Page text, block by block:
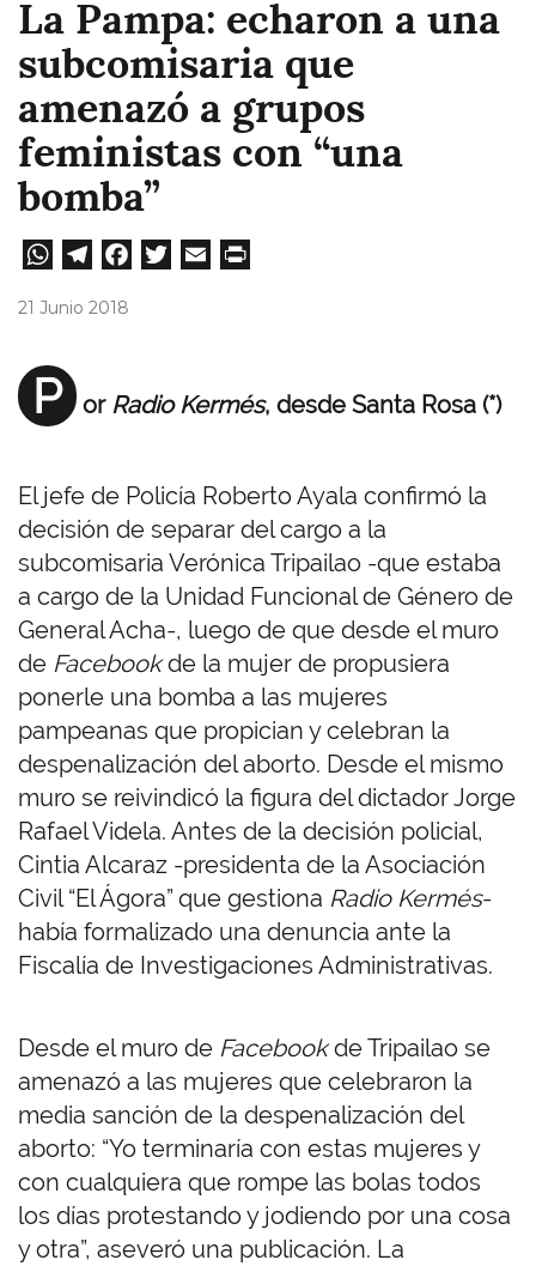
La Pampa: echaron a una
subcomisaria que
amenazó a grupos
feministas con “una
bomba”
W
A
pp
Te
m
Fa
21 Junio 2018
P or Radio Kermés, desde Santa Rosa (*)
El jefe de Policía Roberto Ayala confirmó la
decisión de separar del cargo a la
subcomisaria Verónica Tripailao -que estaba
a cargo de la Unidad Funcional de Género de
General Acha-, luego de que desde el muro
de Facebookde la mujer de propusiera
ponerle una bomba a las mujeres
pampeanas que propician y celebran la
despenalización del aborto. Desde el mismo
muro se reivindicó la figura del dictador Jorge
Rafael Videla. Antes de la decisión policial,
Cintia Alcaraz -presidenta de la Asociación
Civil “El Ágora” que gestiona Radio Kermés-
había formalizado una denuncia ante la
Fiscalía de Investigaciones Administrativas.
Desde el muro de Facebookde Tripailao se
amenazó a las mujeres que celebraron la
media sanción de la despenalización del
aborto: “Yo terminaría con estas mujeres y
con cualquiera que rompe las bolas todos
los días protestando y jodiendo por una cosa
y otra”, aseveró una publicación. La